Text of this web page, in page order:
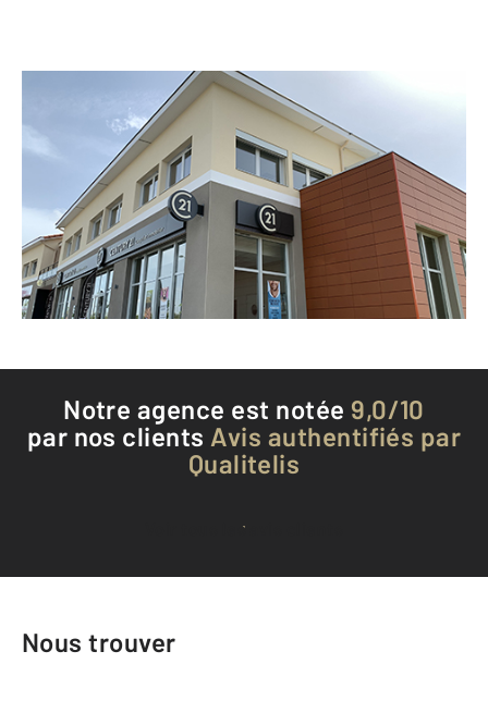
CENTURY 21 Coquillat Immobilier
2 rue de la Blanchisserie
BELLEVILLE - 69220
Envoyer un message
Téléphoner à l'agence
Notre agence est notée 9,0/10
par nos clients Avis authentifiés par
Qualitelis
Voir tous les avis clients
Nous trouver